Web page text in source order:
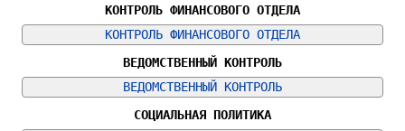
КОНТРОЛЬ ФИНАНСОВОГО ОТДЕЛА
КОНТРОЛЬ ФИНАНСОВОГО ОТДЕЛА
ВЕДОМСТВЕННЫЙ КОНТРОЛЬ
ВЕДОМСТВЕННЫЙ КОНТРОЛЬ
СОЦИАЛЬНАЯ ПОЛИТИКА